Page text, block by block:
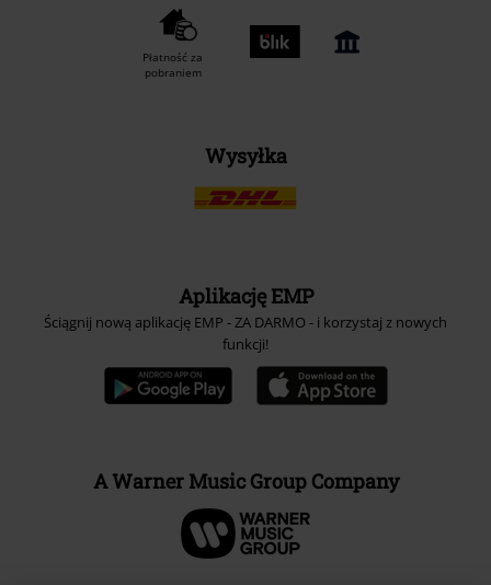
Płatność za
pobraniem
Wysyłka
Aplikację EMP
Ściągnij nową aplikację EMP - ZA DARMO - i korzystaj z nowych
funkcji!
A Warner Music Group Company